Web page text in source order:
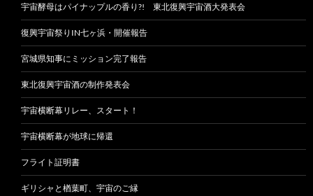
宇宙酵母はパイナップルの香り?! 東北復興宇宙酒大発表会
復興宇宙祭りIN七ヶ浜・開催報告
宮城県知事にミッション完了報告
東北復興宇宙酒の制作発表会
宇宙横断幕リレー、スタート！
宇宙横断幕が地球に帰還
フライト証明書
ギリシャと楢葉町、宇宙のご縁